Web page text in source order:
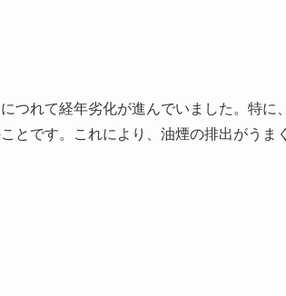
つれて経年劣化が進んでいました。特に
とです。これにより、油煙の排出がうま